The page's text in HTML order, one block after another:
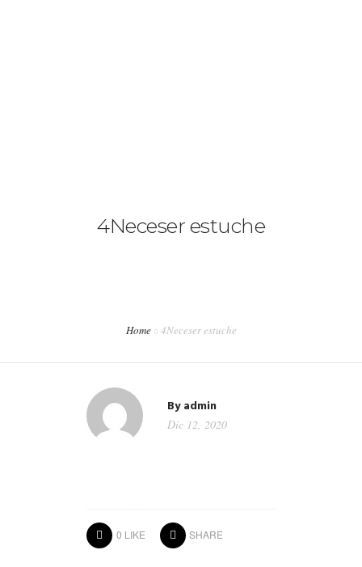
4Neceser estuche
Home 4Neceser estuche
Byadmin
Dic 12, 2020
0 LIKE SHARE